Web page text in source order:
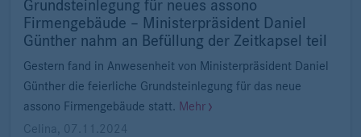
Grundsteinlegung für neues assono
Firmengebäude – Ministerpräsident Daniel
Günther nahm an Befüllung der Zeitkapsel teil
Gestern fand in Anwesenheit von Ministerpräsident Daniel
Günther die feierliche Grundsteinlegung für das neue
assono Firmengebäude statt. Mehr
Celina, 07.11.2024